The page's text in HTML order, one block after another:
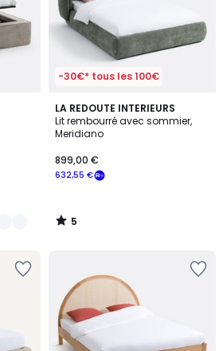
-30€* tous les 100€
LA REDOUTE INTERIEURS
Lit rembourré avec sommier,
Meridiano
632,55 €
899,00 €
5
/
5
5
/